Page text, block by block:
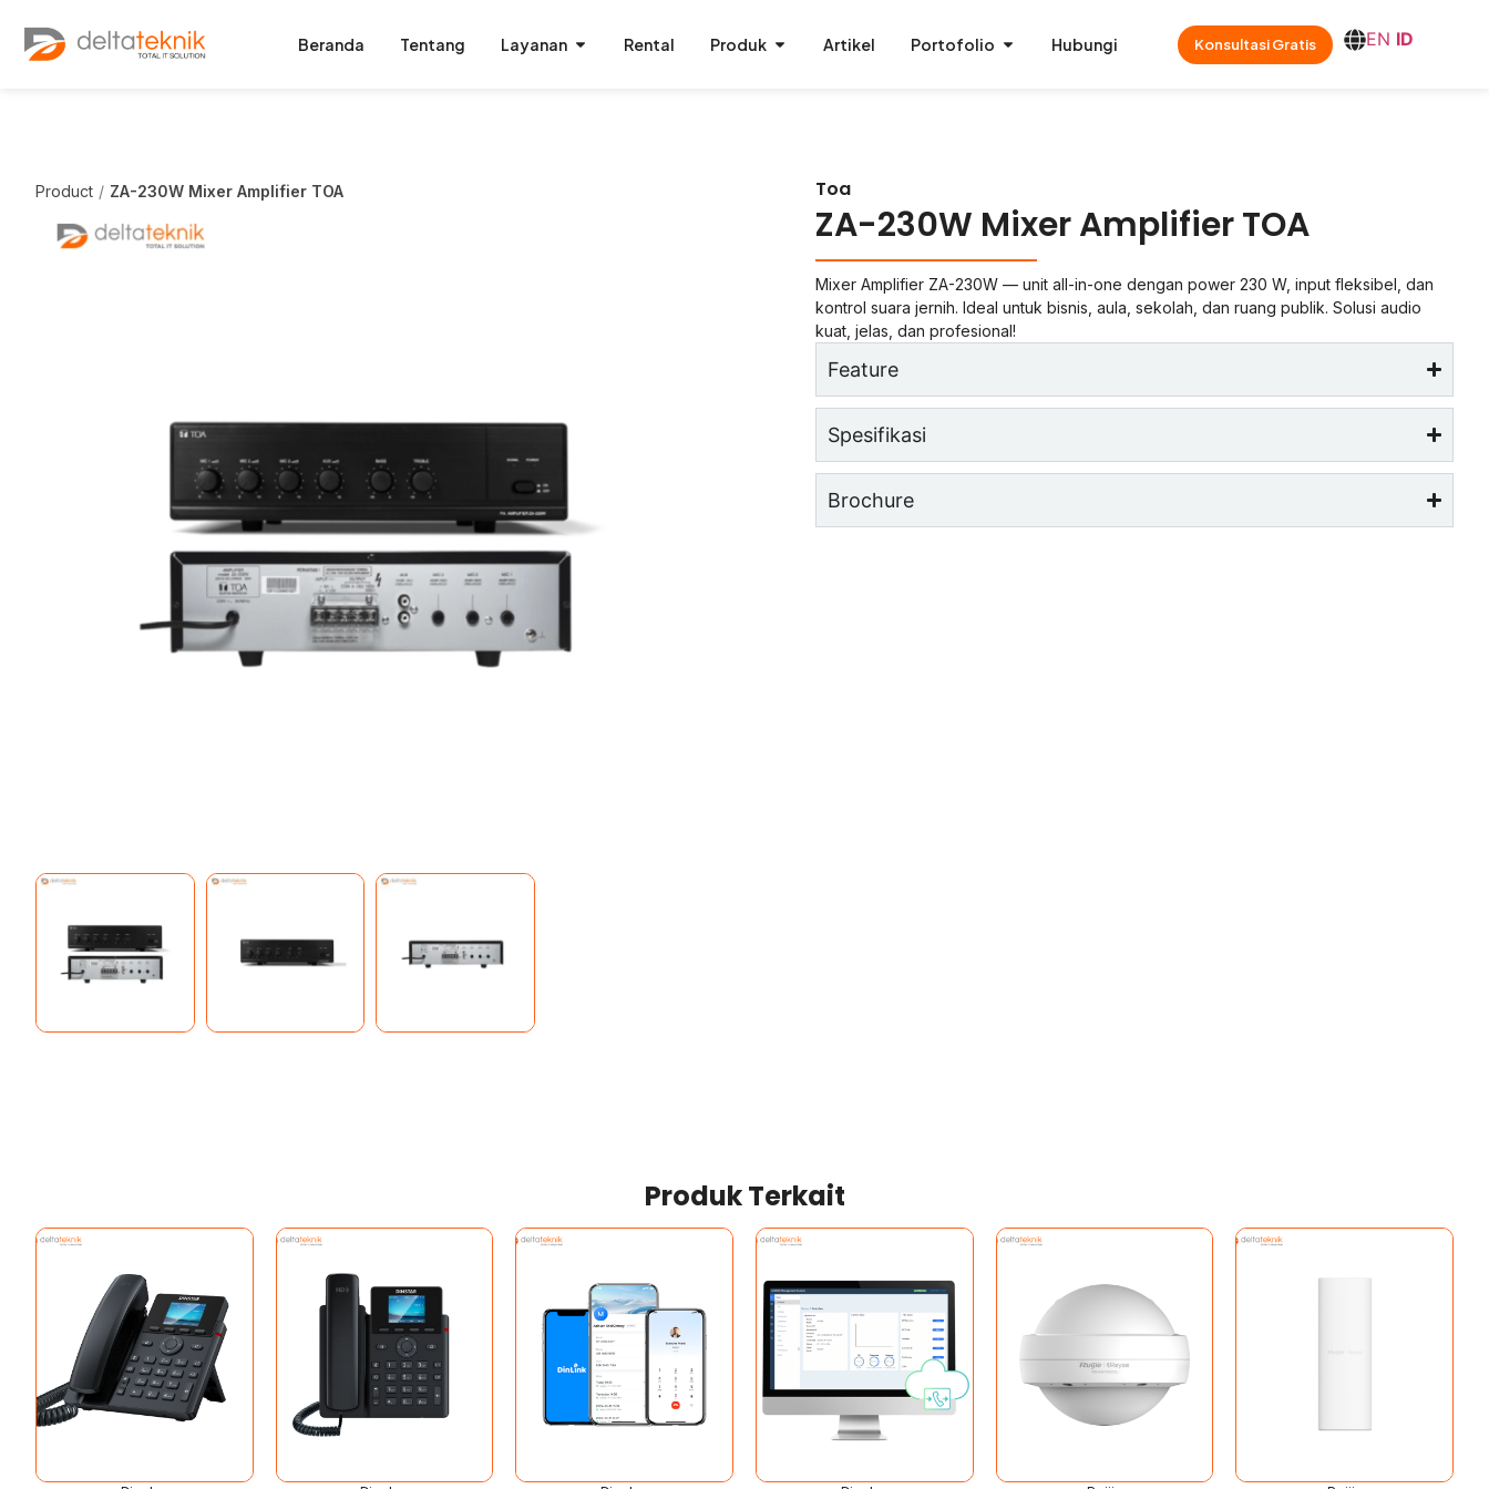
Beranda Tentang Layanan Rental Produk Artikel Portofolio Hubungi Konsultasi Gratis EN ID
Product ZA-230W Mixer Amplifier TOA Toa
ZA-230W Mixer Amplifier TOA
Mixer Amplifier ZA-230W — unit all-in-one dengan power 230 W, input fleksibel, dan
kontrol suara jernih. Ideal untuk bisnis, aula, sekolah, dan ruang publik. Solusi audio
kuat, jelas, dan profesional!
Feature
Spesifikasi
Brochure
Produk Terkait